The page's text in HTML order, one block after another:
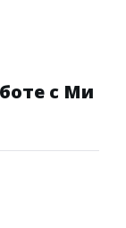
с Ми